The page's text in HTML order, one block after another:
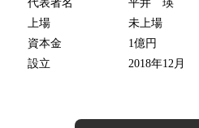
代表者名
平井 瑛
上場
未上場
資本金
1億円
設立
2018年12月